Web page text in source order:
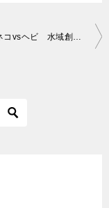
カエルvsネコvsヘビ 水域創世Ⅱ- 51【4K】